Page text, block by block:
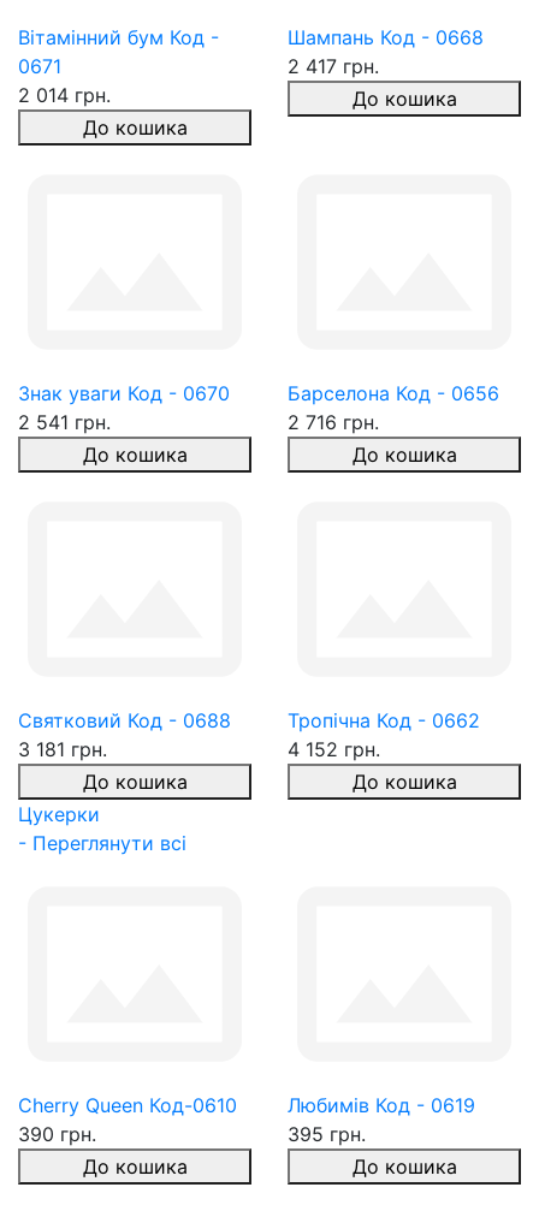
Вітамінний бум Код -
0671
2 014 грн.
До кошика
Шампань Код - 0668
2 417 грн.
До кошика
Знак уваги Код - 0670
2 541 грн.
До кошика
Барселона Код - 0656
2 716 грн.
До кошика
Святковий Код - 0688
3 181 грн.
До кошика
Тропічна Код - 0662
4 152 грн.
До кошика
Цукерки
- Переглянути всі
Cherry Queen Код-0610
390 грн.
До кошика
Любимів Код - 0619
395 грн.
До кошика